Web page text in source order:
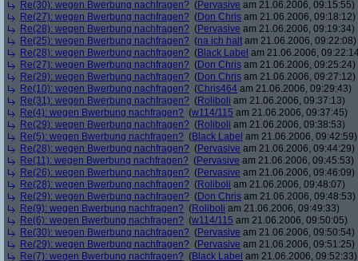
Re(30): wegen Bwerbung nachfragen? (Pervasive am 21.06.2006, 09:15:55)
Re(27): wegen Bwerbung nachfragen? (Don Chris am 21.06.2006, 09:18:12)
Re(28): wegen Bwerbung nachfragen? (Pervasive am 21.06.2006, 09:19:34)
Re(25): wegen Bwerbung nachfragen? (na ich halt am 21.06.2006, 09:22:08)
Re(28): wegen Bwerbung nachfragen? (Black Label am 21.06.2006,
Re(27): wegen Bwerbung nachfragen? (Don Chris am 21.06.2006, 09:25:24)
Re(29): wegen Bwerbung nachfragen? (Don Chris am 21.06.2006, 09:27:12)
Re(10): wegen Bwerbung nachfragen? (Chris464 am 21.06.2006, 09:29:43)
Re(31): wegen Bwerbung nachfragen? (Roliboli am 21.06.2006, 09:37:13)
Re(4): wegen Bwerbung nachfragen? (w114/115 am 21.06.2006, 09:37:45)
Re(29): wegen Bwerbung nachfragen? (Roliboli am 21.06.2006, 09:38:53)
Re(5): wegen Bwerbung nachfragen? (Black Label am 21.06.2006, 09:42:59)
Re(28): wegen Bwerbung nachfragen? (Pervasive am 21.06.2006, 09:44:29)
Re(11): wegen Bwerbung nachfragen? (Pervasive am 21.06.2006, 09:45:53)
Re(26): wegen Bwerbung nachfragen? (Pervasive am 21.06.2006, 09:46:09)
Re(28): wegen Bwerbung nachfragen? (Roliboli am 21.06.2006, 09:48:07)
Re(29): wegen Bwerbung nachfragen? (Don Chris am 21.06.2006, 09:48:53)
Re(9): wegen Bwerbung nachfragen? (Roliboli am 21.06.2006, 09:49:33)
Re(6): wegen Bwerbung nachfragen? (w114/115 am 21.06.2006, 09:50:05)
Re(30): wegen Bwerbung nachfragen? (Pervasive am 21.06.2006, 09:50:54)
Re(29): wegen Bwerbung nachfragen? (Pervasive am 21.06.2006, 09:51:25)
Re(7): wegen Bwerbung nachfragen? (Black Label am 21.06.2006, 09:52:33)